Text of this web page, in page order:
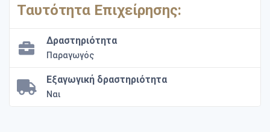
Ταυτότητα Επιχείρησης:
Δραστηριότητα
Παραγωγός
Εξαγωγική δραστηριότητα
Ναι